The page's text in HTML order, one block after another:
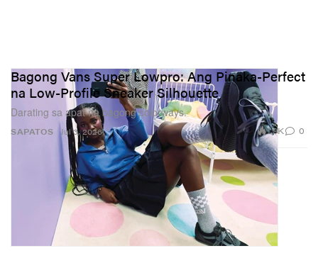
SAPATOS
Bagong Vans Super Lowpro: Ang Pinaka-Perfect
na Low-Profile Sneaker Silhouette
Darating sa apat na bagong colorways.
Jul 3, 2026 1.9K 0